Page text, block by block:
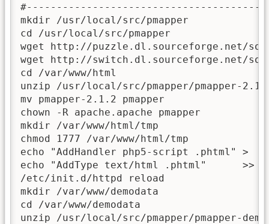
mkdir /usr/local/src/pmapper
cd /usr/local/src/pmapper
wget http://puzzle.dl.sourceforge.net/
wget http://switch.dl.sourceforge.net/
cd /var/www/html
unzip /usr/local/src/pmapper/pmapper-
mv pmapper-2.1.2 pmapper
chown -R apache.apache pmapper
mkdir /var/www/html/tmp
chmod 1777 /var/www/html/tmp
echo "AddHandler php5-script .phtml" >
echo "AddType text/html .phtml"      >> /
/etc/init.d/httpd reload
mkdir /var/www/demodata
cd /var/www/demodata
unzip /usr/local/src/pmapper/pmapper-